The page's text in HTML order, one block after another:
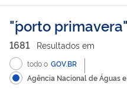
Busca
´porto primavera
1681 Resultados em
todo o GOV.BR
Agência Nacional de Águas